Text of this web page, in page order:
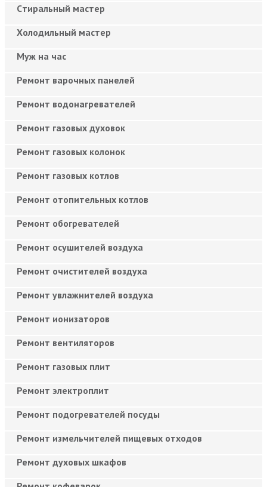
Cтиральный мастер
Холодильный мастер
Муж на час
Ремонт варочных панелей
Ремонт водонагревателей
Ремонт газовых духовок
Ремонт газовых колонок
Ремонт газовых котлов
Ремонт отопительных котлов
Ремонт обогревателей
Ремонт осушителей воздуха
Ремонт очистителей воздуха
Ремонт увлажнителей воздуха
Ремонт ионизаторов
Ремонт вентиляторов
Ремонт газовых плит
Ремонт электроплит
Ремонт подогревателей посуды
Ремонт измельчителей пищевых отходов
Ремонт духовых шкафов